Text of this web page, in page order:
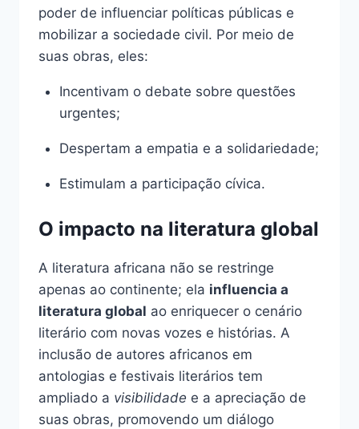
poder de influenciar políticas públicas e
mobilizar a sociedade civil. Por meio de
suas obras, eles:
Incentivam o debate sobre questões
urgentes;
Despertam a empatia e a solidariedade;
Estimulam a participação cívica.
O impacto na literatura global
A literatura africana não se restringe
apenas ao continente; ela influencia a
literatura global ao enriquecer o cenário
literário com novas vozes e histórias. A
inclusão de autores africanos em
antologias e festivais literários tem
ampliado a visibilidade e a apreciação de
suas obras, promovendo um diálogo